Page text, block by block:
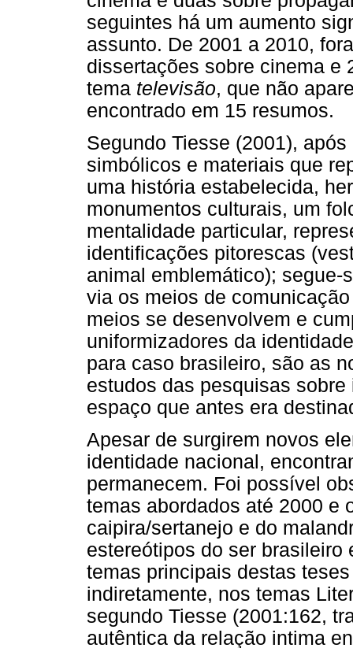
seguintes há um aumento
assunto. De 2001 a 2010,
dissertações sobre cinema e
tema televisão, que não
encontrado em 15 resumos.
Segundo Tiesse (2001),
simbólicos e materiais que
uma história estabelecida,
monumentos culturais, um
mentalidade particular,
identificações pitorescas
animal emblemático);
via os meios de
meios se desenvolvem e
uniformizadores da
para caso brasileiro, são as
estudos das pesquisas
espaço que antes era
Apesar de surgirem novos
identidade nacional,
permanecem. Foi possível
temas abordados até 2000 e
caipira/sertanejo e do
estereótipos do ser brasileiro
temas principais destas
indiretamente, nos temas
segundo Tiesse (2001:162,
autêntica da relação intima